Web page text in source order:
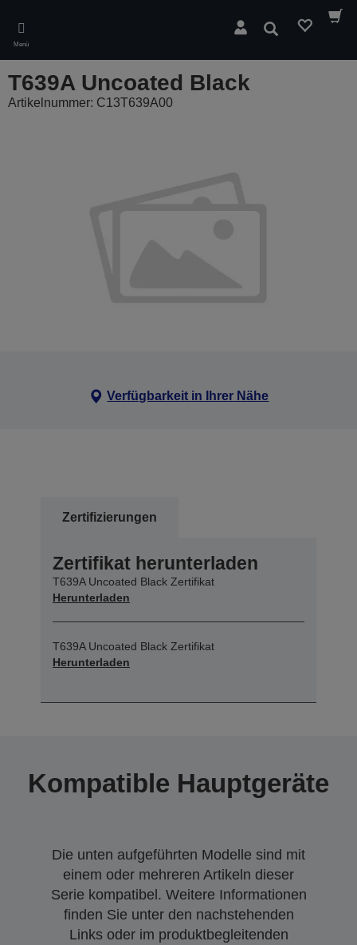
main
content
Menü
Suchen
T639A Uncoated Black
Artikelnummer: C13T639A00
Verfügbarkeit in Ihrer Nähe
Zertifizierungen
Zertifikat herunterladen
T639A Uncoated Black Zertifikat
Herunterladen
T639A Uncoated Black Zertifikat
Herunterladen
Kompatible Hauptgeräte
Die unten aufgeführten Modelle sind mit
einem oder mehreren Artikeln dieser
Serie kompatibel. Weitere Informationen
finden Sie unter den nachstehenden
Links oder im produktbegleitenden